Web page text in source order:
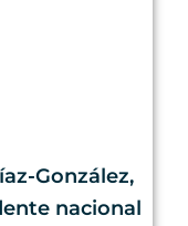
González,
nacional